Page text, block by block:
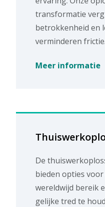
transformatie
betrokkenheid en
verminderen frictie.
Meer informatie
De
bieden opties
wereldwijd bereik
gelijke tred te